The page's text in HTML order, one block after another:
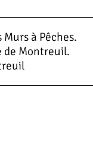
à Pêches.
de Montreuil.